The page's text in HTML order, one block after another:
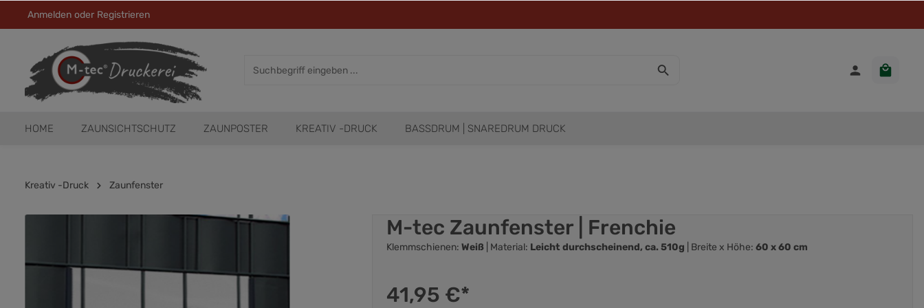
Anmelden oder Registrieren
HOME ZAUNSICHTSCHUTZ ZAUNPOSTER KREATIV -DRUCK BASSDRUM | SNAREDRUM DRUCK
Kreativ -Druck Zaunfenster
M-tec Zaunfenster | Frenchie
Klemmschienen: Weiß | Material: Leicht durchscheinend, ca. 510g | Breite x Höhe: 60 x 60 cm
41,95 €*